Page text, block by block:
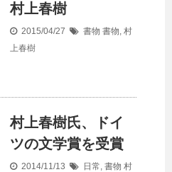
村上春樹
2015/04/27 書物 書物, 村
上春樹
村上春樹氏、ドイ
ツの文学賞を受賞
2014/11/13 日常, 書物 村